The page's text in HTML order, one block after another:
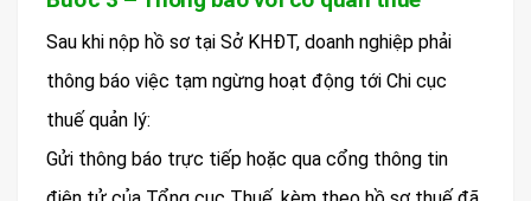
Sau khi nộp hồ sơ tại Sở KHĐT, doanh nghiệp phải
thông báo việc tạm ngừng hoạt động tới Chi cục
thuế quản lý:
Gửi thông báo trực tiếp hoặc qua cổng thông tin